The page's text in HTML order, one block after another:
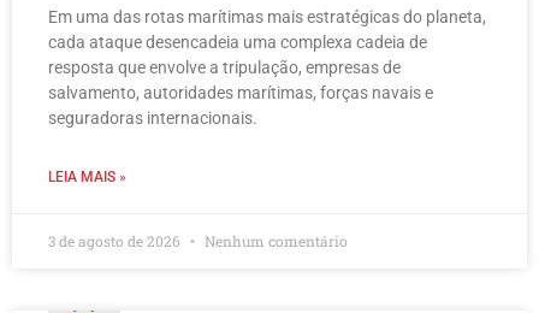
Em uma das rotas marítimas mais estratégicas do planeta,
cada ataque desencadeia uma complexa cadeia de
resposta que envolve a tripulação, empresas de
salvamento, autoridades marítimas, forças navais e
seguradoras internacionais.
LEIA MAIS »
3 de agosto de 2026 Nenhum comentário